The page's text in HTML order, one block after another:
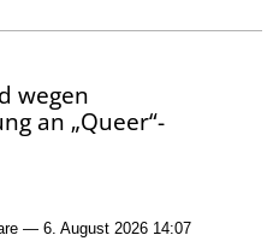
wegen
an „Queer“-
— 6. August 2026 14:07